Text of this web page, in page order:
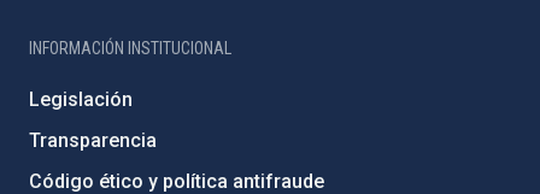
INFORMACIÓN INSTITUCIONAL
Legislación
Transparencia
Código ético y política antifraude